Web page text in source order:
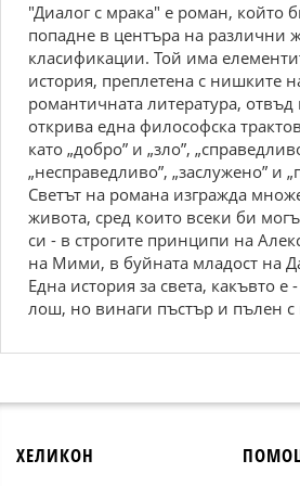
"Диалог с мрака" е роман, който
попадне в центъра на различни
класификации. Той има
история, преплетена с нишките
романтичната литература, отвъд
открива една философска
като „добро” и „зло”,
„несправедливо”, „заслужено” и
Светът на романа изгражда
живота, сред които всеки би
си - в строгите принципи на
на Мими, в буйната младост на
Една история за света, какъвто
лош, но винаги пъстър и пълен с
ХЕЛИКОН